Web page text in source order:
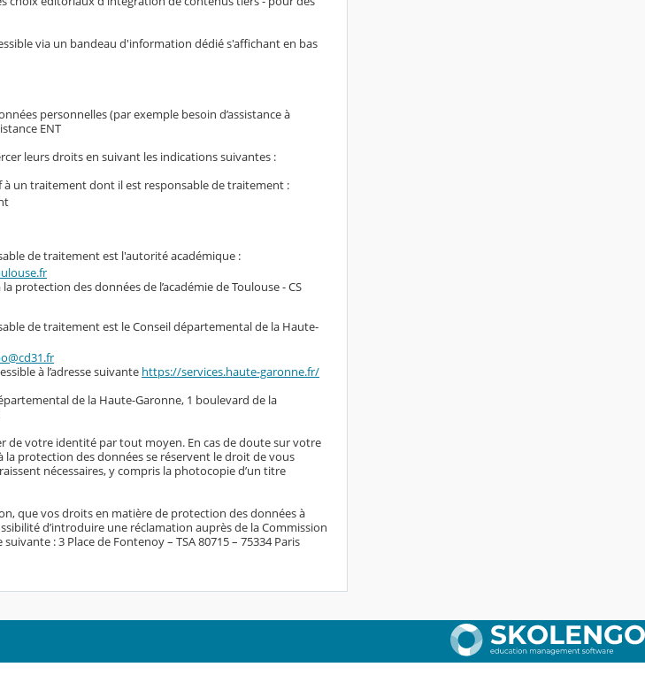
via un bandeau d'information dédié s'affichant en bas
personnelles (par exemple besoin d’assistance à
ENT
leurs droits en suivant les indications suivantes :
un traitement dont il est responsable de traitement :
de traitement est l'autorité académique :
protection des données de l’académie de Toulouse - CS
de traitement est le Conseil départemental de la Haute-
à l’adresse suivante https://services.haute-garonne.fr/
de la Haute-Garonne, 1 boulevard de la
de votre identité par tout moyen. En cas de doute sur votre
la protection des données se réservent le droit de vous
nécessaires, y compris la photocopie d’un titre
que vos droits en matière de protection des données à
d’introduire une réclamation auprès de la Commission
: 3 Place de Fontenoy – TSA 80715 – 75334 Paris